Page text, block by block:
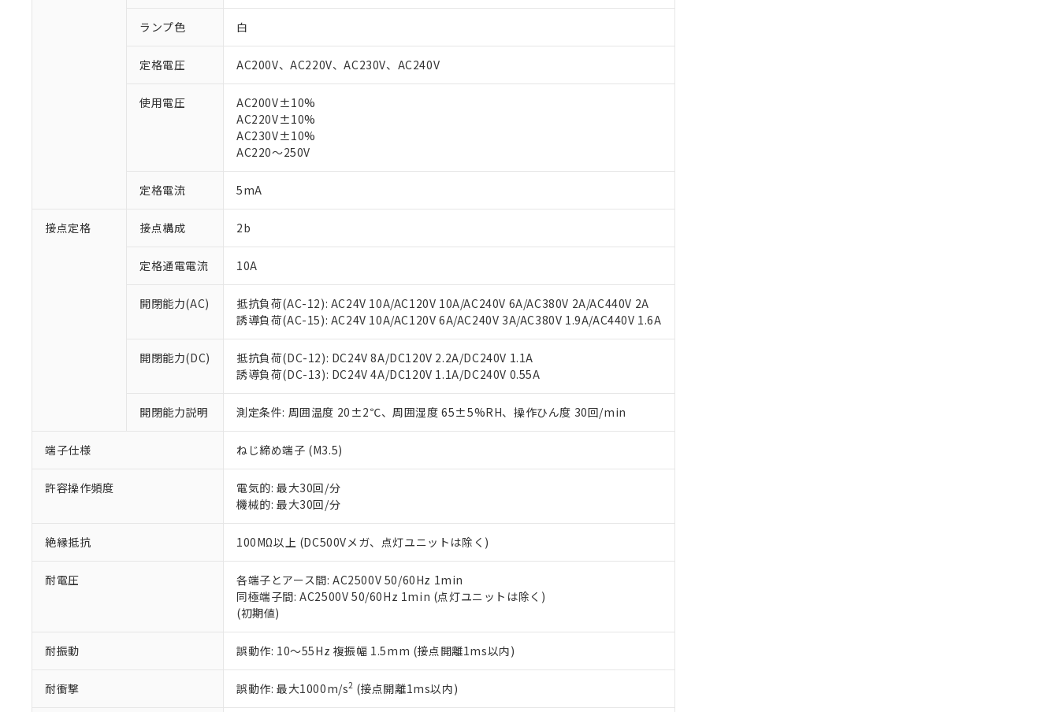
ランプ色 白
定格電圧 AC200V、AC220V、AC230V、AC240V
使用電圧
AC200V±10%
AC220V±10%
AC230V±10%
AC220～250V
定格電流 5mA
接点定格 接点構成 2b
定格通電電流 10A
開閉能力(AC)
抵抗負荷(AC-12): AC24V 10A/AC120V 10A/AC240V 6A/AC380V 2A/AC440V 2A
誘導負荷(AC-15): AC24V 10A/AC120V 6A/AC240V 3A/AC380V 1.9A/AC440V 1.6A
開閉能力(DC)
抵抗負荷(DC-12): DC24V 8A/DC120V 2.2A/DC240V 1.1A
誘導負荷(DC-13): DC24V 4A/DC120V 1.1A/DC240V 0.55A
開閉能力説明 測定条件: 周囲温度 20±2℃、周囲湿度 65±5%RH、操作ひん度 30回/min
端子仕様 ねじ締め端子 (M3.5)
許容操作頻度
電気的: 最大30回/分
機械的: 最大30回/分
絶縁抵抗 100MΩ以上 (DC500Vメガ、点灯ユニットは除く)
耐電圧
各端子とアース間: AC2500V 50/60Hz 1min
同極端子間: AC2500V 50/60Hz 1min (点灯ユニットは除く)
(初期値)
耐振動 誤動作: 10～55Hz 複振幅 1.5mm (接点開離1ms以内)
耐衝撃 誤動作: 最大1000m/s2 (接点開離1ms以内)
ご利用条件
以下の条件をお読みいただき、同意のうえご利用ください。
当社制御機器事業取扱商品の中には、本サービスの対象外となる商品もあることをご了承ください。
のであり、閲覧された時点での実際の在庫および標準価格とは異なる場合があることをご了承くださ
当社販売員にご相談ください。
オムロン制御機器販売店や当社販売拠点は「販売ネットワーク
」をご確認ください。
在庫状況および標準価格結果を当社の事前の承諾なく第三者に漏洩または開示しないようお願いしま
マイパーツ機能（部品リスト作成サービス）をご利用いただくには、I-Webメンバーズにご登録され
ている必要があります。
お客様が当ウェブサイト上で当社にご登録された部品リストについて、当社および当社の共同利用者
が、当社の製品・サービスに関するお客様との取引・商談に必要な範囲で利用することをご了承くだ
さい。
※当社の共同利用者とは、
いる法人を指します。
※1 対応状況
対応済み：EU RoHS指令（10物質）の非含有に対応した製品が提供可能な商品です。
対応予定：EU RoHS指令（10物質）の非含有に対応した製品に切り替える予定のある商品です。
対応予定なし：EU RoHS指令（10物質）の非含有に非対応の商品で、対応品を出す予定はありません。
調査・確認中：EU RoHS指令（10物質）の非含有の対応状況を調査中または確認中の商品です。
非該当品：ライセンス料など無形物で、有害物質有無と関係のない商品です。
仕入先様の事情により、非含有部品としていたものが、含有品と判明した場合などやむを得ず変更すること
があります。
鉛(Pb) 1000ppm以下、 水銀(Hg) 1000ppm以下、 カドミウム(Cd) 100ppm以下、
フタル酸エステル類の４物質については閾値を超える意図的な使用がないことを確認しています。
※2 対応予定月
部品在庫の切り替え状況などにより、予定月が前後することがあります。
※3 非含有証明書ダウンロード
下記の非含有証明書をダウンロードすることができます。
51物質の非含有証明書（当社基準）
※本証明書は発行日時点で非含有を証明するもので、過去に遡って非含有を証明するものではありません。
また、RoHS指令のフタル酸エステル類４物質の対応では、対応完了までの期間は出荷製品に未対応品が
混在することから備考欄に対応日を記載しておりました。
既に当社にて対応品への在庫切替を完了していることから、特段のことがない限り、2022年1月12日よ
り割愛しております。
※1 中国RoHS○×表
「○」：最大均質材料含有率が中国RoHSの基準値以下であることを示します。
「×」：最大均質材料含有率が中国RoHSの基準値を超えていることを示します。
「－」：未確認です。当社販売部門へお問い合わせください。
Cr(Ⅵ)(六価クロム) : 1000ppm、 PBBs(ポリ臭化ビフェニル類) : 1000ppm、 PBDEs(ポリ臭化ジフェニルエーテル類) : 1000ppm、
DBP(フタル酸ジブチル) : 1000ppm、 DIBP(フタル酸ジイソブチル) : 1000ppm、 BBP(フタル酸ブチルベンジル) : 1000ppm、
DEHP(フタル酸ビス(2-エチルヘキシル)) : 1000ppm
※2 環境保護使用期限
「ｅ」：有害物質（10物質）のすべてが基準値以下であることを示します。
「10」：通常の使用状況下において有害物質が外部に漏えいし、環境に深刻な影響を及ぼさない年数を意
味します。
などの必要な手続きをとります。
ます。
置等に一切使用いたしません。
当社は、貴社製品を第三者に販売する場合は、上記1、2および3の内容を当該第三者に通知します。
また当社は、販売先および販売に係わる関係者が違法に輸出するおそれがある場合は、取り引きをい
たしません。
合意する キャンセル
△ 一定数には満たないが在庫あり
機器販売店・当社販売員にご確認ください)
白